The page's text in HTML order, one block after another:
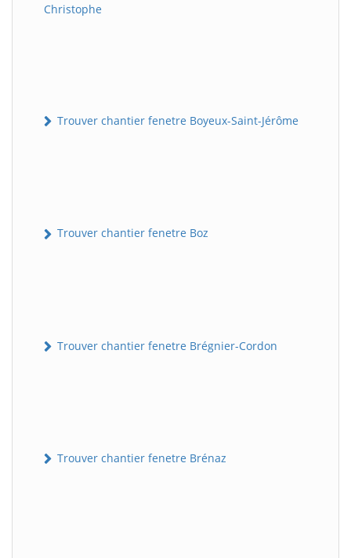
Christophe
Trouver chantier fenetre Boyeux-Saint-Jérôme
Trouver chantier fenetre Boz
Trouver chantier fenetre Brégnier-Cordon
Trouver chantier fenetre Brénaz